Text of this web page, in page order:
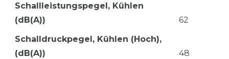
Schallleistungspegel, Kühlen
(dB(A))
62
Schalldruckpegel, Kühlen (Hoch),
(dB(A))
48